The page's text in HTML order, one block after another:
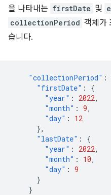
을 나타내는 firstDate 및
collectionPeriod 객체가
습니다.
"collectionPeriod" :
"firstDate" :
{
"year" : 2022,
"month" : 9,
"day" :
12
},
"lastDate" :
{
"year" : 2022,
"month" : 10,
"day" : 9
}
}